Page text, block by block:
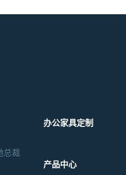
总裁
办公家具定制
产品中心